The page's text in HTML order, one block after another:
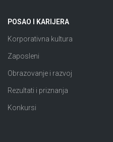
POSAO I KARIJERA
Korporativna kultura
Zaposleni
Obrazovanje i razvoj
Rezultati i priznanja
Konkursi